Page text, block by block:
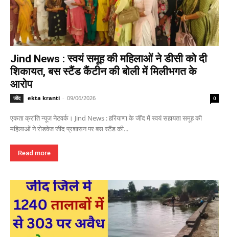
Jind News : स्वयं समूह की महिलाओं ने डीसी को दी
शिकायत, बस स्टैंड कैंटीन की बोली में मिलीभगत के
आरोप
जींद ekta kranti - 09/06/2026 0
एकता क्रांति न्यूज नेटवर्क। Jind News : हरियाणा के जींद में स्वयं सहायता समूह की
महिलाओं ने रोडवेज जींद प्रशासन पर बस स्टैंड की...
Read more